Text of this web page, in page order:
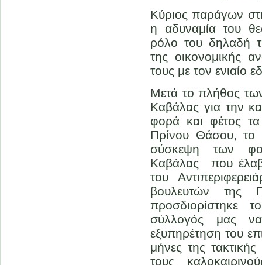
Κύριος παράγων
η αδυναμία του
ρόλο του δηλαδή
της οικονομικής
τους με τον ενιαίο
Μετά το πλήθος
Καβάλας για την
φορά και φέτος
Πρίνου Θάσου, το
σύσκεψη των
Καβάλας που
του
βουλευτών της
προσδιορίστηκε
σύλλογός μας να
εξυπηρέτηση του
μήνες της
τους